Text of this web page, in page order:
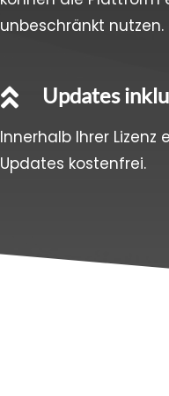
unbeschränkt nutzen.
 Updates
Innerhalb Ihrer Lizenz
Updates kostenfrei.